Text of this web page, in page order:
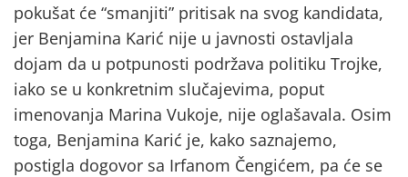
pokušat će “smanjiti” pritisak na svog kandidata,
jer Benjamina Karić nije u javnosti ostavljala
dojam da u potpunosti podržava politiku Trojke,
iako se u konkretnim slučajevima, poput
imenovanja Marina Vukoje, nije oglašavala. Osim
toga, Benjamina Karić je, kako saznajemo,
postigla dogovor sa Irfanom Čengićem, pa će se